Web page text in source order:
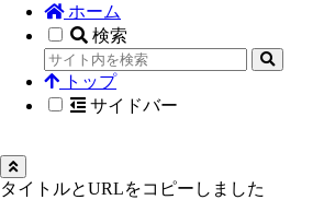
ホーム
検索
トップ
サイドバー
タイトルとURLをコピーしました